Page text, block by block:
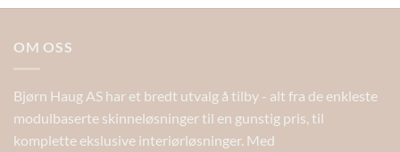
OM OSS
Bjørn Haug AS har et bredt utvalg å tilby - alt fra de enkleste
modulbaserte skinneløsninger til en gunstig pris, til
komplette ekslusive interiørløsninger. Med